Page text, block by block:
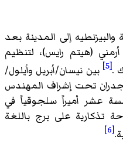
والبيزنطيه إلى المدينة بعد
(هيتم رايس)، لتنظيم
.
[5]
بين نيسان/أبريل وأيلول/
أعيد بناء الجدران تحت إشراف المهندس
عشر أميراً سلجوقياً في
تذكارية على برج باللغة
[6]